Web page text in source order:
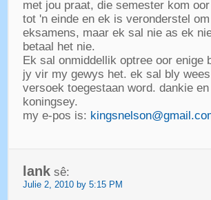
met jou praat, die semester kom
tot 'n einde en ek is veronderstel
eksamens, maar ek sal nie as ek
betaal het nie.
Ek sal onmiddellik optree oor enige
jy vir my gewys het. ek sal bly
versoek toegestaan ​​word. dankie
koningsey.
my e-pos is:
lank sê:
Julie 2, 2010 by 5:15 PM